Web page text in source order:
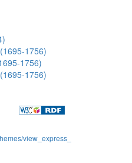
1756)
1756)
1756)
view_express_